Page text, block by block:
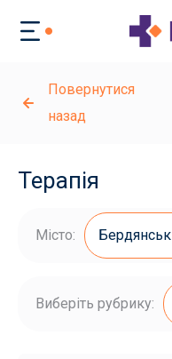
Повернутися
назад
Терапія
Місто: Бердянськ
Виберіть рубрику: